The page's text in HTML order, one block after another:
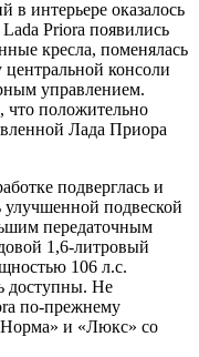
в интерьере оказалось
Priora появились
кресла, поменялась
консоли
управлением.
что положительно
Лада Приора
подверглась и
улучшенной подвеской
передаточным
1,6-литровый
106 л.с.
доступны. Не
по-прежнему
и «Люкс» со